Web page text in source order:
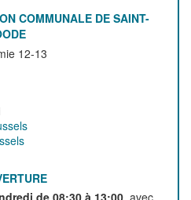
COMMUNALE DE SAINT-
12-13
de 08:30 à 13:00 , avec